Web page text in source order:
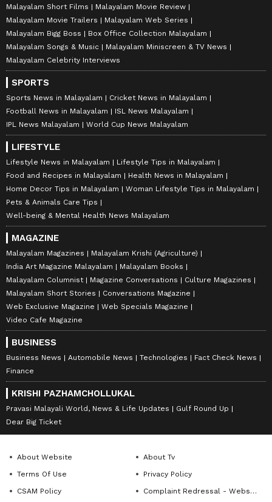
Malayalam Short Films
Malayalam Movie Review
Malayalam Movie Trailers
Malayalam Web Series
Malayalam Bigg Boss
Box Office Collection Malayalam
Malayalam Songs & Music
Malayalam Miniscreen & TV News
Malayalam Celebrity Interviews
SPORTS
Sports News in Malayalam
Cricket News in Malayalam
Football News in Malayalam
ISL News Malayalam
IPL News Malayalam
World Cup News Malayalam
LIFESTYLE
Lifestyle News in Malayalam
Lifestyle Tips in Malayalam
Food and Recipes in Malayalam
Health News in Malayalam
Home Decor Tips in Malayalam
Woman Lifestyle Tips in Malayalam
Pets & Animals Care Tips
Well-being & Mental Health News Malayalam
MAGAZINE
Malayalam Magazines
Malayalam Krishi (Agriculture)
India Art Magazine Malayalam
Malayalam Books
Malayalam Columnist
Magazine Conversations
Culture Magazines
Malayalam Short Stories
Conversations Magazine
Web Exclusive Magazine
Web Specials Magazine
Video Cafe Magazine
BUSINESS
Business News Automobile News Technologies
Fact Check News
Finance
KRISHI PAZHAMCHOLLUKAL
Pravasi Malayali World, News & Life Updates
Gulf Round Up
Dear Big Ticket
About Website
About Tv
Terms Of Use
Privacy Policy
CSAM Policy
Complaint Redressal - Website